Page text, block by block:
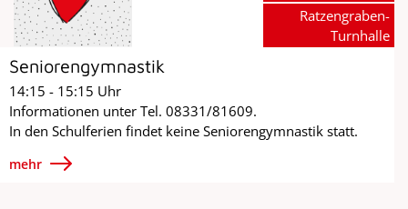
Seniorengymnastik
14:15 - 15:15 Uhr
Informationen unter Tel. 08331/81609.
In den Schulferien findet keine Seniorengymnastik statt.
mehr
Ratzengraben-
Turnhalle